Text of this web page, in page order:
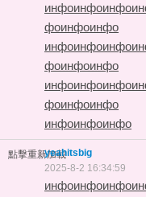
инфоинфоинфо
фоинфоинфо
инфоинфоинфо
фоинфоинфо
инфоинфоинфо
фоинфоинфо
инфоинфоинфо
點擊重新加載yeahitsbig
2025-8-2 16:34:59
инфоинфоинфо